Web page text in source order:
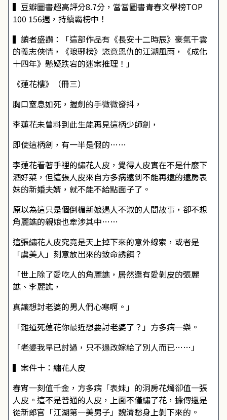
▍豆瓣圖書超高評分8.7分，當當圖書青春文學榜TOP
100 156週，持續霸榜中！
▍讀者盛讚：「這部作品有《長安十二時辰》豪氣干雲
的義志俠情，《琅琊榜》恣意恩仇的江湖風雨，《成化
十四年》懸疑跌宕的迷案推理！」
《蓮花樓》（冊三）
胸口窒息如死，握劍的手微微發抖，
李蓮花未曾料到此生能再見這柄少師劍，
即使這柄劍，有一半是假的……
李蓮花看著手裡的繡花人皮，覺得人皮實在不是什麼下
酒好菜，但這張人皮來自方多病遠到不能再遠的遠房表
妹的新婚夫婿，就不能不給點面子了。
原以為這只是個倒楣新娘遇人不淑的人間故事，卻不想
角麗譙的親娘也牽涉其中……
這張繡花人皮究竟是天上掉下來的意外線索，或者是
「虞美人」刻意放出來的致命誘餌？
「世上除了愛吃人的角麗譙，居然還有愛剝皮的張麗
譙、李麗譙，
真讓想討老婆的男人們心寒啊。」
「難道死蓮花你最近想要討老婆了？」方多病一樂。
「老婆我早已討過，只不過改嫁給了別人而已……」
▍案件十：繡花人皮
春宵一刻值千金，方多病「表妹」的洞房花燭卻值一張
人皮。這不是普通的人皮，上面不僅繡了花，據傳還是
從新郎官――「江湖第一美男子」魏清愁身上剝下來的。